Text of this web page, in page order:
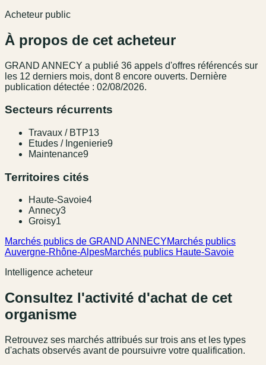
Acheteur public
À propos de cet acheteur
GRAND ANNECY a publié 36 appel s d'offres référencés sur
les 12 derniers mois, dont 8 encore ouverts. Dernière
publication détectée : 02/08/2026.
Secteurs récurrents
Travaux / BTP13
Etudes / Ingenierie9
Maintenance9
Territoires cités
Haute-Savoie4
Annecy3
Groisy1
Marchés publics de GRAND ANNECYMarchés publics
Auvergne-Rhône-AlpesMarchés publics Haute-Savoie
Intelligence acheteur
Consultez l'activité d'achat de cet
organisme
Retrouvez ses marchés attribués sur trois ans et les types
d'achats observés avant de poursuivre votre qualification.